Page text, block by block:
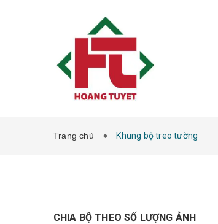
Trang chủ Khung bộ treo tường
CHIA BỘ THEO SỐ LƯỢNG ẢNH